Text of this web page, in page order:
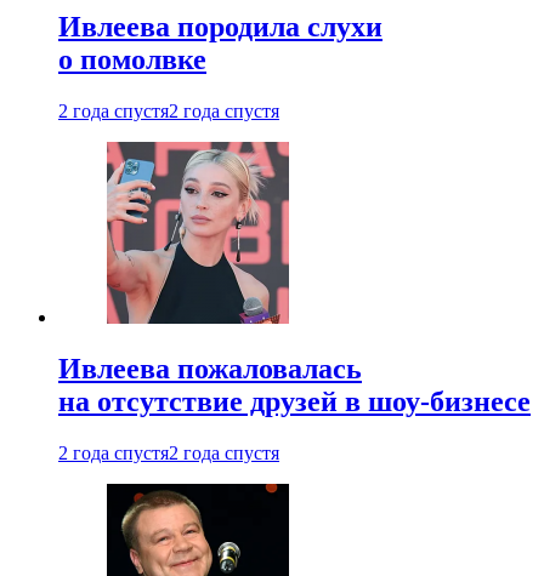
Ивлеева породила слухи
о помолвке
2 года спустя2 года спустя
Ивлеева пожаловалась
на отсутствие друзей в шоу-бизнесе
2 года спустя2 года спустя